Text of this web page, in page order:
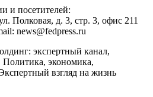
и посетителей:
Полковая, д. 3, стр. 3, офис 211
news@fedpress.ru
экспертный канал,
экономика,
взгляд на жизнь